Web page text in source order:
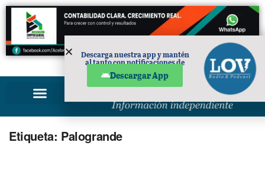
PUBLICIDAD
Etiqueta: Palogrande
Descarga nuestra app y mantén
al tanto con notificaciones de
Descargar App